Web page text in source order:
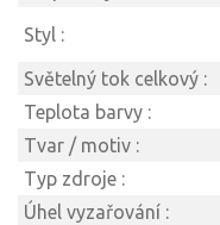
Styl :
Světelný tok celkový :
Teplota barvy :
Tvar / motiv :
Typ zdroje :
Úhel vyzařování :